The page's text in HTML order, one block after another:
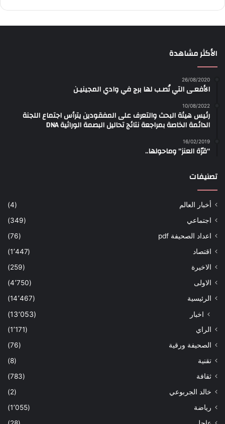
الأكثر مشاهدة
26/08/2020
الأفعـى التي نُصـب لها برج في وادي المجينيـن
10/08/2022
رئيس هيئة البحث والتعرف على المفقودين يترأس اجتماع اللجنة
الدائمة الخاصة بمراجعة نتائج تحاليل البصمة الوراثية DNA
16/02/2019
“قرّة العنز” وماحولها..
تصنيفات
أخبار العالم
(4)
اجتماعي
(349)
اعداد الصحيفة pdf
(76)
اقتصاد
(1٬447)
الاخيرة
(259)
الاولى
(4٬750)
الرئيسية
(14٬467)
اخبار (13٬053)
الراي
(1٬171)
الصحيفة ورقية
(76)
تقنية
(8)
ثقافة
(783)
خالد الجربوعي
(2)
رياضة
(1٬055)